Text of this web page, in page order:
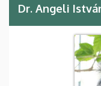
Dr. Angeli